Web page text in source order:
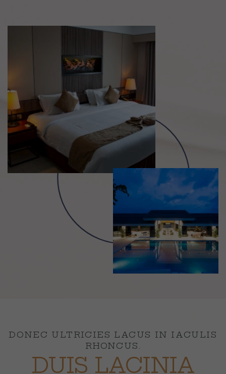
DONEC ULTRICIES LACUS IN IACULIS
RHONCUS.
DUIS LACINIA